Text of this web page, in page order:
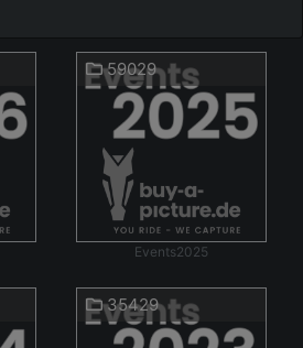
59029
Events2025
35429